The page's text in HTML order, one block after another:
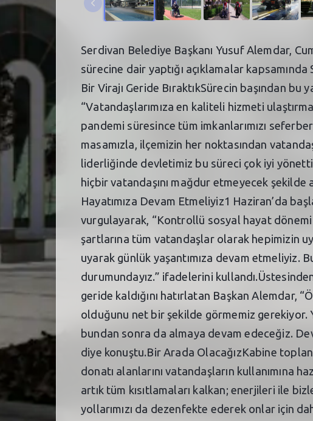
Serdivan Belediye Başkanı Yusuf Alemdar,
sürecine dair yaptığı açıklamalar
Bir Virajı Geride BıraktıkSürecin başından
“Vatandaşlarımıza en kaliteli hizmeti
pandemi süresince tüm imkanlarımızı
masamızla, ilçemizin her noktasından
liderliğinde devletimiz bu süreci çok iyi
hiçbir vatandaşını mağdur etmeyecek
Hayatımıza Devam Etmeliyiz1 Haziran’da
vurgulayarak, “Kontrollü sosyal hayat
şartlarına tüm vatandaşlar olarak hepimizin
uyarak günlük yaşantımıza devam
durumundayız.” ifadelerini
geride kaldığını hatırlatan Başkan Alemdar,
olduğunu net bir şekilde görmemiz
bundan sonra da almaya devam edeceğiz.
diye konuştu.Bir Arada OlacağızKabine
donatı alanlarını vatandaşların kullanımına
artık tüm kısıtlamaları kalkan; enerjileri ile
yollarımızı da dezenfekte ederek onlar için